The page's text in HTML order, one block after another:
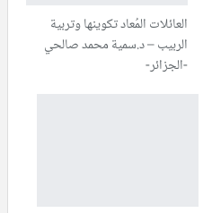
العائلات المُعاد تكوينها وتربية
الربيب – د.سمية محمد صالحي
-الجزائر-